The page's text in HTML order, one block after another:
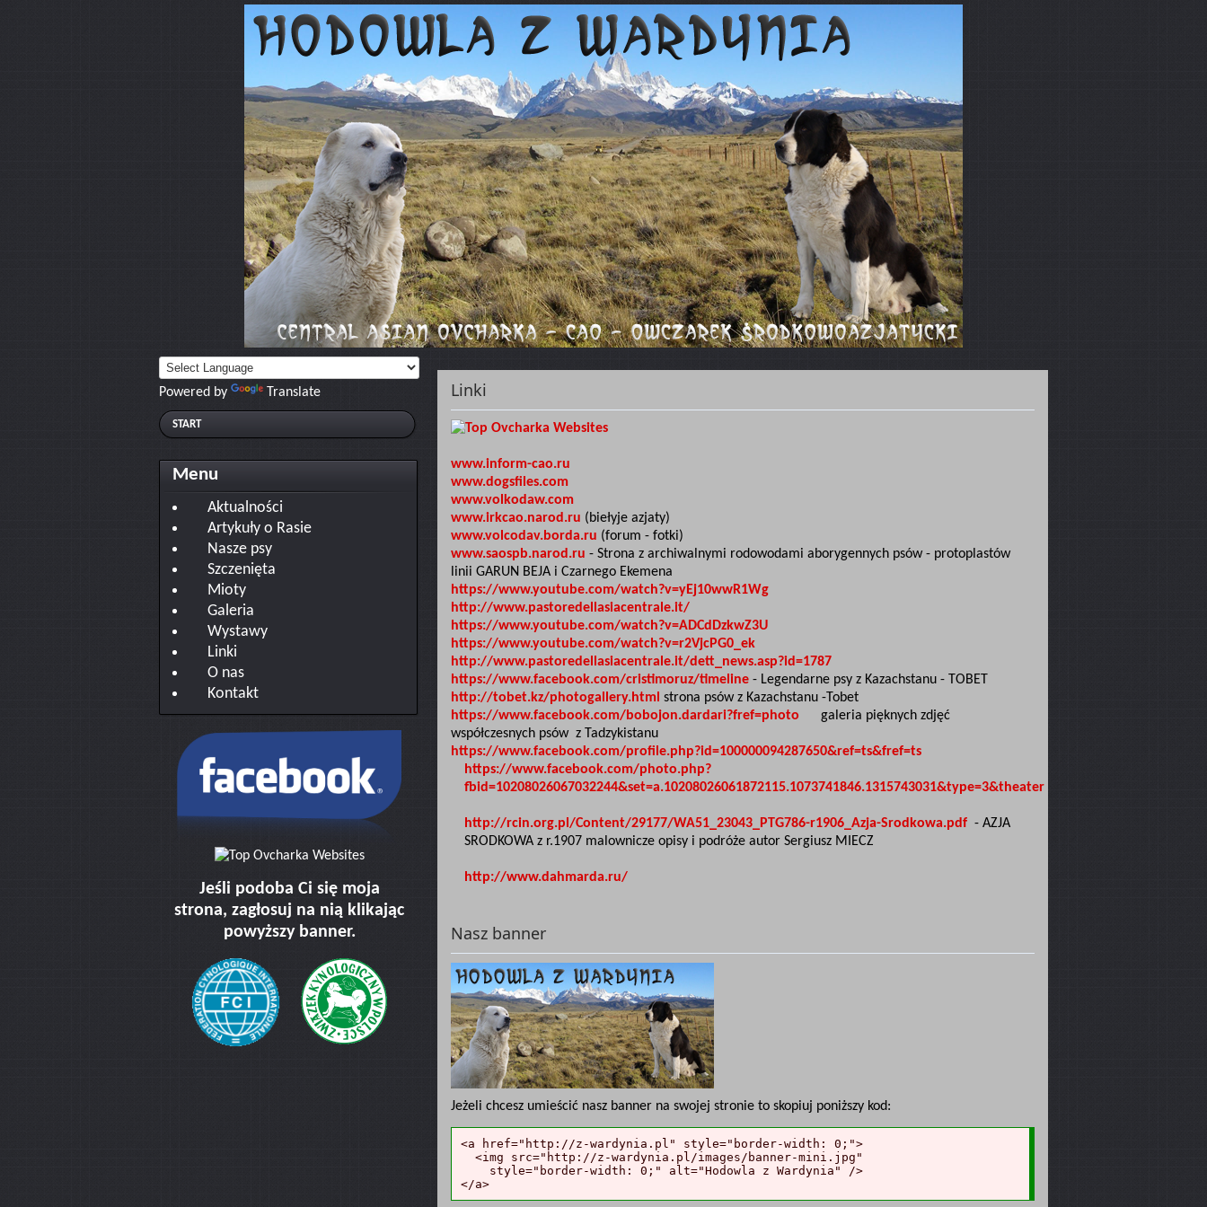
Linki
www.inform-cao.ru
www.dogsfiles.com
www.volkodaw.com
www.irkcao.narod.ru (biełyje azjaty)
www.volcodav.borda.ru (forum - fotki)
www.saospb.narod.ru - Strona z archiwalnymi rodowodami aborygennych psów - protoplastów
linii GARUN BEJA i Czarnego Ekemena
https://www.youtube.com/watch?v=yEj10wwR1Wg
http://www.pastoredellasiacentrale.it/
https://www.youtube.com/watch?v=ADCdDzkwZ3U
https://www.youtube.com/watch?v=r2VjcPG0_ek
http://www.pastoredellasiacentrale.it/dett_news.asp?id=1787
https://www.facebook.com/cristimoruz/timeline - Legendarne psy z Kazachstanu - TOBET
http://tobet.kz/photogallery.html strona psów z Kazachstanu -Tobet
https://www.facebook.com/bobojon.dardari?fref=photo galeria pięknych zdjęć
współczesnych psów z Tadzykistanu
https://www.facebook.com/profile.php?id=100000094287650&ref=ts&fref=ts
https://www.facebook.com/photo.php?
fbid=10208026067032244&set=a.10208026061872115.1073741846.1315743031&type=3&theater
http://rcin.org.pl/Content/29177/WA51_23043_PTG786-r1906_Azja-Srodkowa.pdf - AZJA
SRODKOWA z r.1907 malownicze opisy i podróże autor Sergiusz MIECZ
http://www.dahmarda.ru/
Nasz banner
Jeżeli chcesz umieścić nasz banner na swojej stronie to skopiuj poniższy kod:
<a href="http://z-wardynia.pl" style="border-width: 0;">
  <img src="http://z-wardynia.pl/images/banner-mini.jpg"
    style="border-width: 0;" alt="Hodowla z Wardynia" />
</a>
Powered by Translate
START
Menu
Aktualności
Artykuły o Rasie
Nasze psy
Szczenięta
Mioty
Galeria
Wystawy
Linki
O nas
Kontakt
Jeśli podoba Ci się moja
strona, zagłosuj na nią klikając
powyższy banner.